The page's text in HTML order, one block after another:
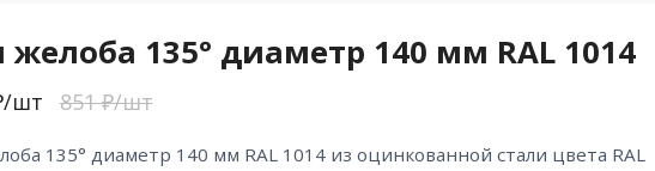
желоба 135° диаметр 140 мм RAL 1014
шт 851 ₽/шт